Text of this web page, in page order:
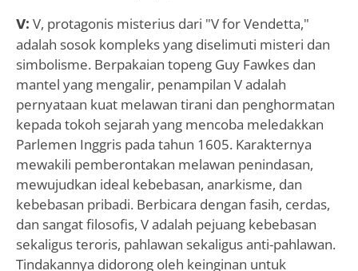
V: V, protagonis misterius dari "V for Vendetta,"
adalah sosok kompleks yang diselimuti misteri dan
simbolisme. Berpakaian topeng Guy Fawkes dan
mantel yang mengalir, penampilan V adalah
pernyataan kuat melawan tirani dan penghormatan
kepada tokoh sejarah yang mencoba meledakkan
Parlemen Inggris pada tahun 1605. Karakternya
mewakili pemberontakan melawan penindasan,
mewujudkan ideal kebebasan, anarkisme, dan
kebebasan pribadi. Berbicara dengan fasih, cerdas,
dan sangat filosofis, V adalah pejuang kebebasan
sekaligus teroris, pahlawan sekaligus anti-pahlawan.
Tindakannya didorong oleh keinginan untuk